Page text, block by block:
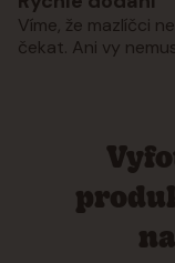
Víme, že mazlíčci
čekat. Ani vy